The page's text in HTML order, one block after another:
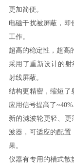
更加简便。
电磁干扰被屏蔽，即
工作。
超高的稳定性，超高
采用了重新设计的
射线屏蔽。
结构更精密，缩短了
应用信号提高了~40%.
新的滤波轮更轻、
波器，可适应的配置
果。
仪器有专用的槽式散